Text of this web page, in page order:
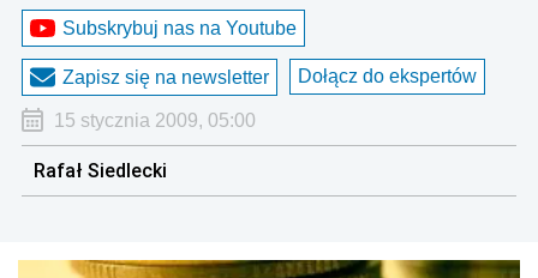
Subskrybuj nas na Youtube
Zapisz się na newsletter Dołącz do ekspertów
15 stycznia 2009, 05:00
Rafał Siedlecki